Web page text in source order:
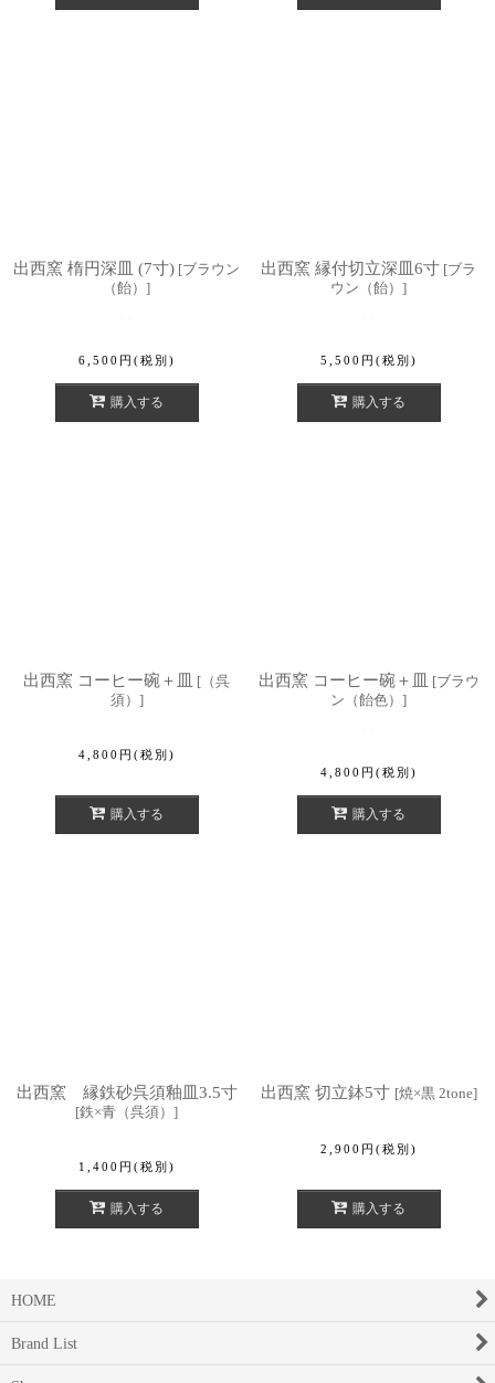
出西窯 楕円深皿 (7寸) [ブラウン
（飴） ]
6,500 円 (税別)
購入する
出西窯 縁付切立深皿6寸 [ブラ
ウン（飴） ]
5,500 円 (税別)
購入する
出西窯 コーヒー碗＋皿 [ （呉
須） ]
4,800 円 (税別)
購入する
出西窯 コーヒー碗＋皿 [ブラウ
ン（飴色） ]
4,800 円 (税別)
購入する
出西窯 縁鉄砂呉須釉皿3.5寸
[鉄×青（呉須） ]
1,400 円 (税別)
購入する
出西窯 切立鉢5寸 [焼×黒 2tone]
2,900 円 (税別)
購入する
HOME
Brand List